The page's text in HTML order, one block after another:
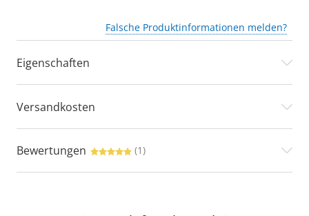
Falsche Produktinformationen melden?
Eigenschaften
Versandkosten
Bewertungen (1)